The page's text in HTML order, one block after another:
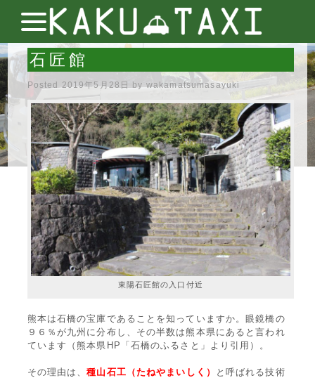
石匠館
Posted 2019年5月28日 by wakamatsumasayuki
東陽石匠館の入口付近
熊本は石橋の宝庫であることを知っていますか。眼鏡橋の
９６％が九州に分布し、その半数は熊本県にあると言われ
ています（熊本県HP「石橋のふるさと」より引用）。
その理由は、種山石工（たねやまいしく）
と呼ばれる技術